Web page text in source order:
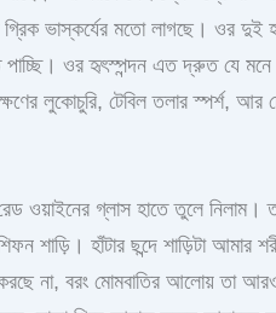
ভাস্কর্যের মতো লাগছে। ওর দুই
পাচ্ছি। ওর হৃৎস্পন্দন এত দ্রুত যে
লুকোচুরি, টেবিল তলার স্পর্শ, আর
ওয়াইনের গ্লাস হাতে তুলে
শাড়ি। হাঁটার ছন্দে শাড়িটা আমার
না, বরং মোমবাতির আলোয় তা